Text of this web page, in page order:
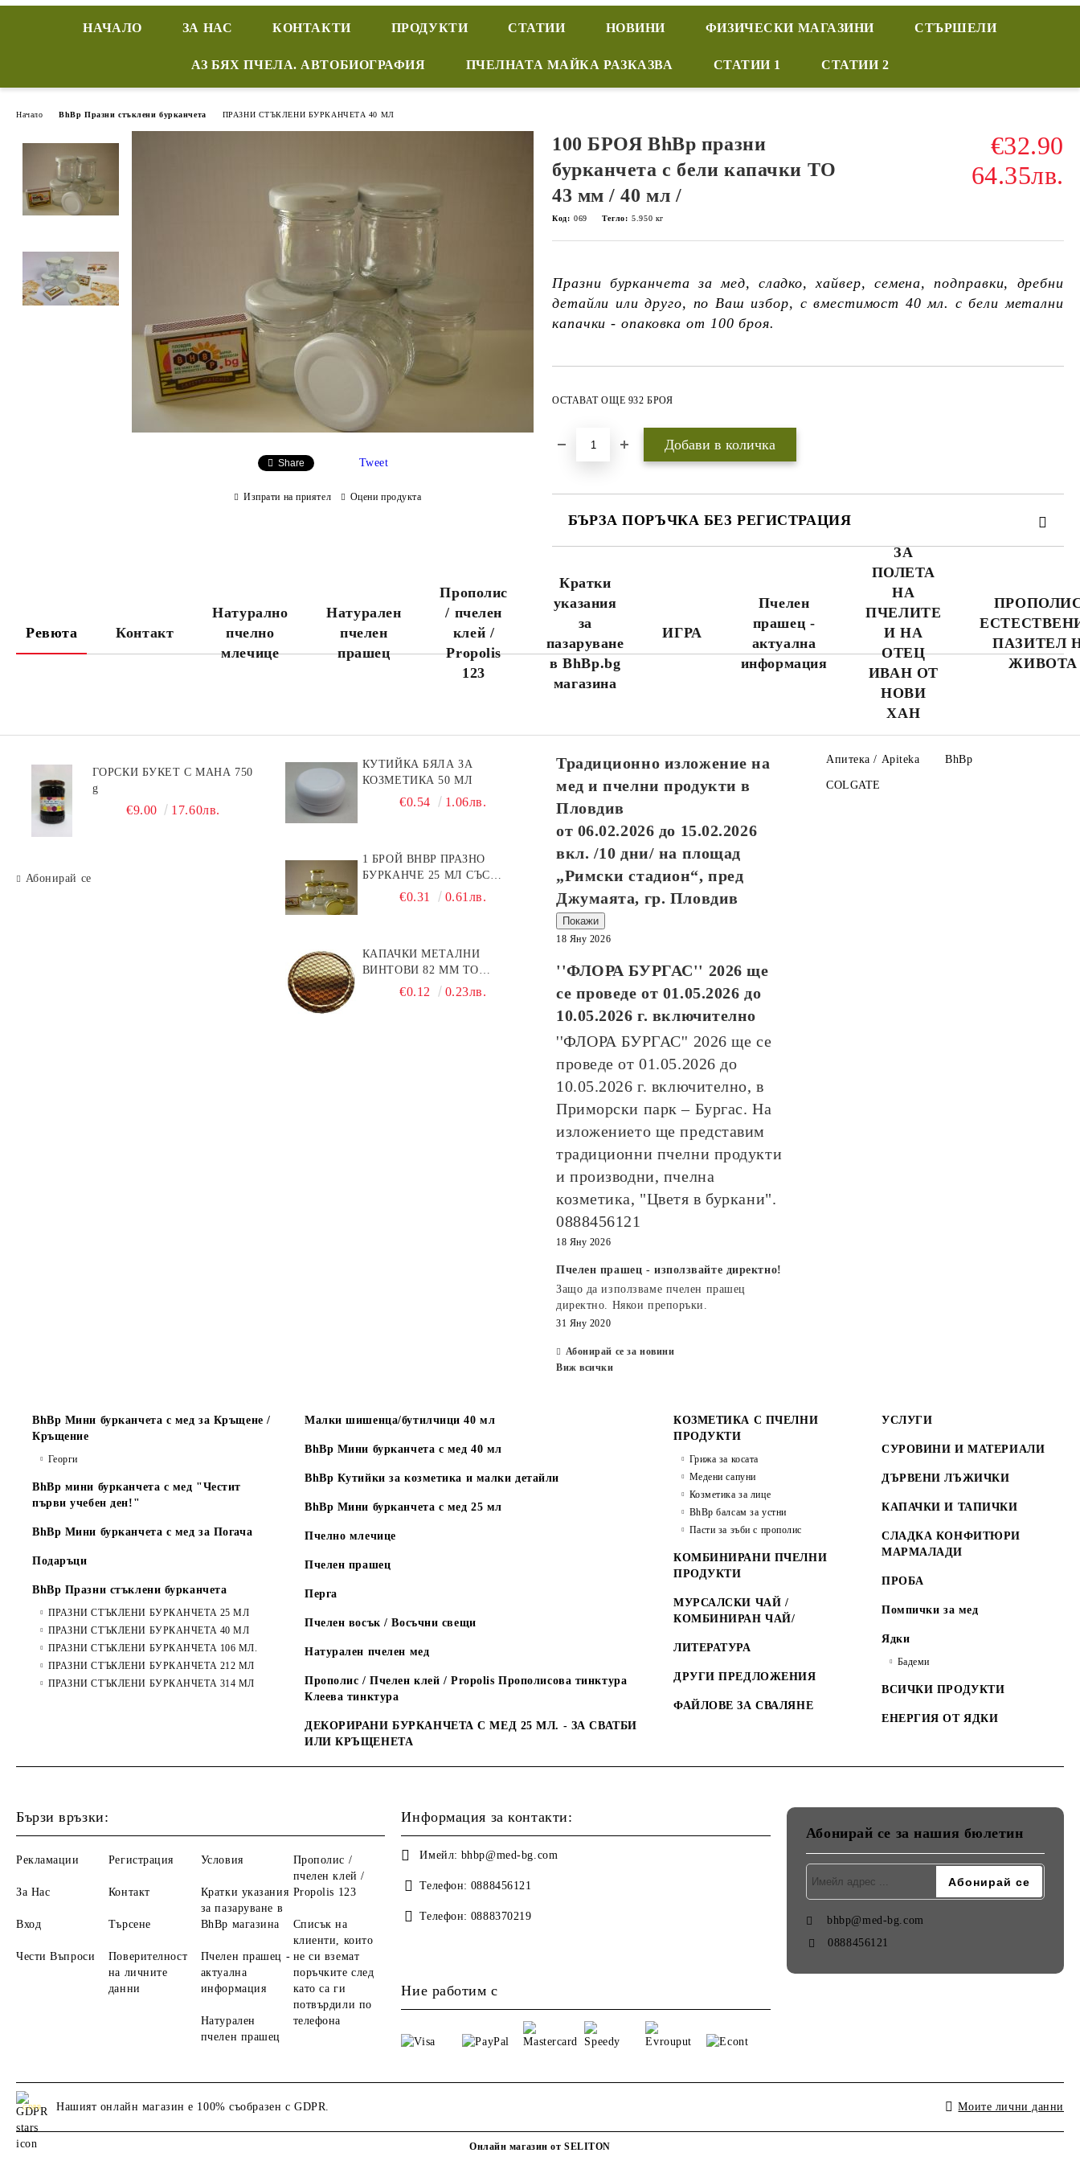
НАЧАЛО ЗА НАС КОНТАКТИ ПРОДУКТИ СТАТИИ НОВИНИ ФИЗИЧЕСКИ МАГАЗИНИ СТЪРШЕЛИ
АЗ БЯХ ПЧЕЛА. АВТОБИОГРАФИЯ ПЧЕЛНАТА МАЙКА РАЗКАЗВА СТАТИИ 1 СТАТИИ 2
Начало BhBp Празни стъклени бурканчета ПРАЗНИ СТЪКЛЕНИ БУРКАНЧЕТА 40 МЛ
100 БРОЯ BhBp празни
бурканчета с бели капачки ТО
43 мм / 40 мл /
€32.90
64.35лв.
Код: 069 Тегло: 5.950 кг
Празни бурканчета за мед, сладко, хайвер, семена, подправки, дребни
детайли или друго, по Ваш избор, с вместимост 40 мл. с бели метални
капачки - опаковка от 100 броя.
ОСТАВАТ ОЩЕ 932 БРОЯ
БЪРЗА ПОРЪЧКА БЕЗ РЕГИСТРАЦИЯ
Ние ще се свържем с вас до
няколко дни за да финализираме
поръчката.
Ако желаете поръчката Ви да
работни дни.
WWW.APITEKA.EU
поръчвате повече
продукти за по-
Share Tweet
Изпрати на приятел Оцени продукта
Ревюта Контакт
Натурално
пчелно
млечице
Натурален
пчелен
прашец
Прополис
/ пчелен
клей /
Propolis
123
Кратки
указания
за
пазаруване
в BhBp.bg
магазина
ИГРА
Пчелен
прашец -
актуална
информация
ЗА
ПОЛЕТА
НА
ПЧЕЛИТЕ
И НА
ОТЕЦ
ИВАН ОТ
НОВИ
ХАН
ПАЗИТЕЛ
ЖИВОТА
ГОРСКИ БУКЕТ С МАНА 750
g
€9.00 17.60лв.
Абонирай се
КУТИЙКА БЯЛА ЗА
КОЗМЕТИКА 50 МЛ
€0.54 1.06лв.
1 БРОЙ BHBP ПРАЗНО
БУРКАНЧЕ 25 МЛ СЪС
ЗЛАТИСТА КАПАЧКА
€0.31 0.61лв.
КАПАЧКИ МЕТАЛНИ
ВИНТОВИ 82 ММ ТО
ПЧЕЛНА ПИТА
€0.12 0.23лв.
Традиционно изложение на
мед и пчелни продукти в
Пловдив
от 06.02.2026 до 15.02.2026
вкл. /10 дни/ на площад
„Римски стадион“, пред
Джумаята, гр. Пловдив
Покажи
18 Яну 2026
''ФЛОРА БУРГАС'' 2026ще
се проведе от 01.05.2026 до
10.05.2026 г. включително
''ФЛОРА БУРГАС'' 2026ще се
проведе от01.05.2026 до
10.05.2026 г. включително, в
Приморски парк – Бургас. На
изложението ще представим
традиционни пчелни продукти
и производни, пчелна
козметика, "Цветя в буркани".
0888456121
18 Яну 2026
Пчелен прашец - използвайте директно!
Защо да използваме пчелен прашец
директно. Някои препоръки.
31 Яну 2020
Абонирай се за новини
Виж всички
Апитека / Apiteka BhBp
COLGATE
BhBp Мини бурканчета с мед за Кръщене /
Кръщение
Георги
BhBp мини бурканчета с мед "Честит
първи учебен ден!"
BhBp Мини бурканчета с мед за Погача
Подаръци
BhBp Празни стъклени бурканчета
ПРАЗНИ СТЪКЛЕНИ БУРКАНЧЕТА 25 МЛ
ПРАЗНИ СТЪКЛЕНИ БУРКАНЧЕТА 40 МЛ
ПРАЗНИ СТЪКЛЕНИ БУРКАНЧЕТА 106 МЛ.
ПРАЗНИ СТЪКЛЕНИ БУРКАНЧЕТА 212 МЛ
ПРАЗНИ СТЪКЛЕНИ БУРКАНЧЕТА 314 МЛ
Малки шишенца/бутилчици 40 мл
BhBp Мини бурканчета с мед 40 мл
BhBp Кутийки за козметика и малки детайли
BhBp Мини бурканчета с мед 25 мл
Пчелно млечице
Пчелен прашец
Перга
Пчелен восък / Восъчни свещи
Натурален пчелен мед
Прополис / Пчелен клей / Propolis Прополисова тинктура
Клеева тинктура
ДЕКОРИРАНИ БУРКАНЧЕТА С МЕД 25 МЛ. - ЗА СВАТБИ
ИЛИ КРЪЩЕНЕТА
КОЗМЕТИКА С ПЧЕЛНИ
ПРОДУКТИ
Грижа за косата
Медени сапуни
Козметика за лице
BhBp балсам за устни
Пасти за зъби с прополис
КОМБИНИРАНИ ПЧЕЛНИ
ПРОДУКТИ
МУРСАЛСКИ ЧАЙ /
КОМБИНИРАН ЧАЙ/
ЛИТЕРАТУРА
ДРУГИ ПРЕДЛОЖЕНИЯ
ФАЙЛОВЕ ЗА СВАЛЯНЕ
УСЛУГИ
СУРОВИНИ И МАТЕРИАЛИ
ДЪРВЕНИ ЛЪЖИЧКИ
КАПАЧКИ И ТАПИЧКИ
СЛАДКА КОНФИТЮРИ
МАРМАЛАДИ
ПРОБА
Помпички за мед
Ядки
Бадеми
ВСИЧКИ ПРОДУКТИ
ЕНЕРГИЯ ОТ ЯДКИ
Бързи връзки:
Рекламации
За Нас
Вход
Чести Въпроси
Регистрация
Контакт
Търсене
Поверителност
на личните
данни
Условия
Кратки указания
за пазаруване в
BhBp магазина
Пчелен прашец -
актуална
информация
Натурален
пчелен прашец
Прополис /
пчелен клей /
Propolis 123
Списък на
клиенти, които
не си вземат
поръчките след
като са ги
потвърдили по
телефона
Информация за контакти:
Имейл: bhbp@med-bg.com
Телефон: 0888456121
Телефон: 0888370219
Ние работим с
Абонирай се за нашия бюлетин
bhbp@med-bg.com
0888456121
GDPR Нашият онлайн магазин е 100% съобразен с GDPR. Моите лични данни
Онлайн магазин от SELITON